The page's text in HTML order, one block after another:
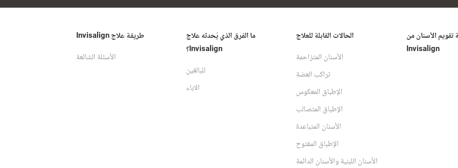
طريقة علاج Invisalign
الأسئلة الشائعة
ما الفرق الذي يُحدثه علاج
Invisalign؟
للبالغين
الاباء
الحالات القابلة للعلاج
الأسنان المتزاحمة
تراكب العضة
الإطباق المعكوس
الإطباق المتصالب
الأسنان المتباعدة
الإطباق المفتوح
الأسنان اللبنية والأسنان الدائمة
تقويم الأسنان من
Invisalign